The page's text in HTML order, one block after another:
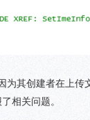
其创建者在上传
相关问题。